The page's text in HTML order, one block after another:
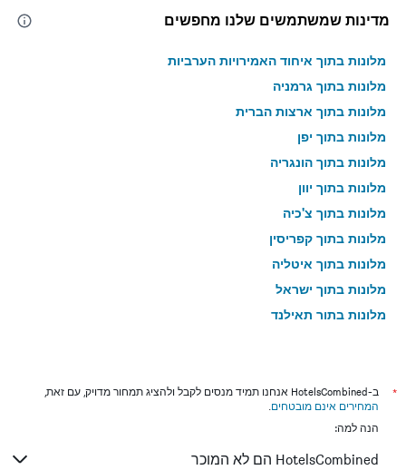
מדינות שמשתמשים שלנו מחפשים
מלונות בתוך איחוד האמירויות הערביות
מלונות בתוך גרמניה
מלונות בתוך ארצות הברית
מלונות בתוך יפן
מלונות בתוך הונגריה
מלונות בתוך יוון
מלונות בתוך צ'כיה
מלונות בתוך קפריסין
מלונות בתוך איטליה
מלונות בתוך ישראל
מלונות בתוך תאילנד
*
ב-HotelsCombined אנחנו תמיד מנסים לקבל ולהציג תמחור מדויק, עם זאת,
המחירים אינם מובטחים.
הנה למה:
HotelsCombined הם לא המוכר